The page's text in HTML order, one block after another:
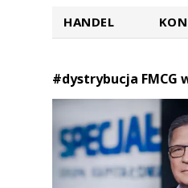
HANDEL
#dystrybucja FMCG